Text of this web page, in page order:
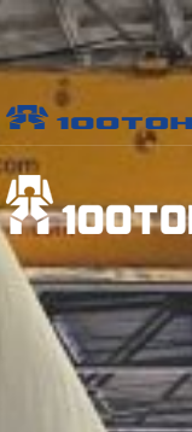
кантование и
в
транспортного